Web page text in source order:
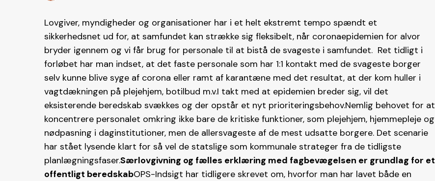
Lovgiver, myndigheder og organisationer har i et helt ekstremt tempo spændt et
sikkerhedsnet ud for, at samfundet kan strække sig fleksibelt, når coronaepidemien for alvor
bryder igennem og vi får brug for personale til at bistå de svageste i samfundet. Ret tidligt i
forløbet har man indset, at det faste personale som har 1:1 kontakt med de svageste borger
selv kunne blive syge af corona eller ramt af karantæne med det resultat, at der kom huller i
vagtdækningen på plejehjem, botilbud m.v.I takt med at epidemien breder sig, vil det
eksisterende beredskab svækkes og der opstår et nyt prioriteringsbehov.Nemlig behovet for at
koncentrere personalet omkring ikke bare de kritiske funktioner, som plejehjem, hjemmepleje og
nødpasning i daginstitutioner, men de allersvageste af de mest udsatte borgere. Det scenarie
har stået lysende klart for så vel de statslige som kommunale strateger fra de tidligste
planlægningsfaser.Særlovgivning og fælles erklæring med fagbevægelsen er grundlag for et
offentligt beredskabOPS-Indsigt har tidligere skrevet om, hvorfor man har lavet både en